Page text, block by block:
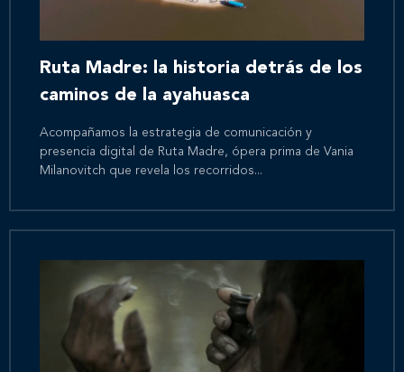
Ruta Madre: la historia detrás de los
caminos de la ayahuasca
Acompañamos la estrategia de comunicación y
presencia digital de Ruta Madre, ópera prima de Vania
Milanovitch que revela los recorridos...